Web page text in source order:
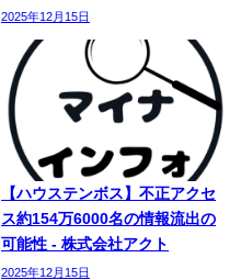
2025年12月15日
【ハウステンボス】不正アクセ
ス約154万6000名の情報流出の
可能性 - 株式会社アクト
2025年12月15日